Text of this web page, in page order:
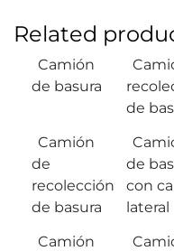
Related
Camión
de basura
de
Camión
de
recolección
de basura
de
con
lateral
Camión